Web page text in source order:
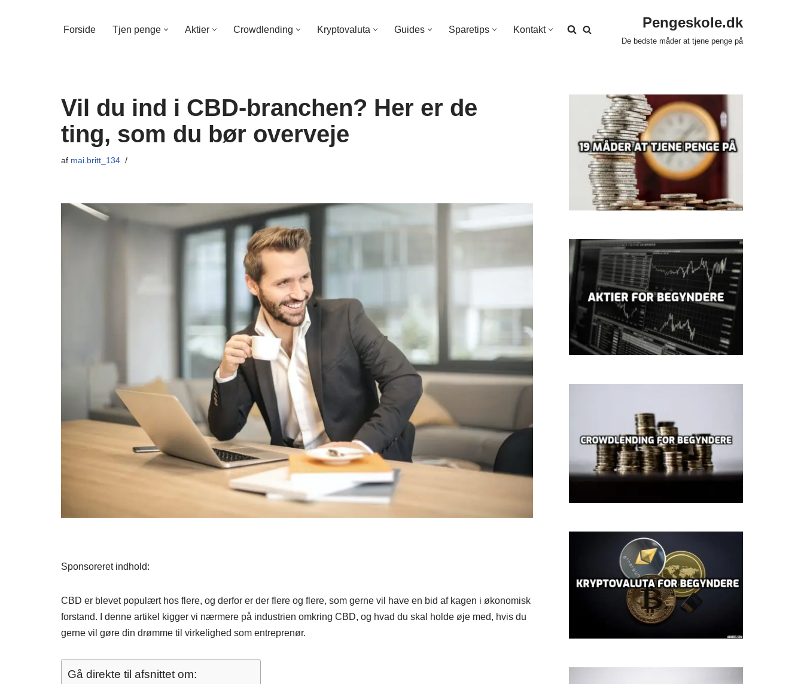
Forside Tjen penge Aktier Crowdlending Kryptovaluta Guides Sparetips Kontakt Pengeskole.dk
De bedste måder at tjene penge på
Vil du ind i CBD-branchen? Her er de
ting, som du bør overveje
af mai.britt_134
Sponsoreret indhold:
CBD er blevet populært hos flere, og derfor er der flere og flere, som gerne vil have en bid af kagen i økonomisk
forstand. I denne artikel kigger vi nærmere på industrien omkring CBD, og hvad du skal holde øje med, hvis du
gerne vil gøre din drømme til virkelighed som entreprenør.
Gå direkte til afsnittet om: